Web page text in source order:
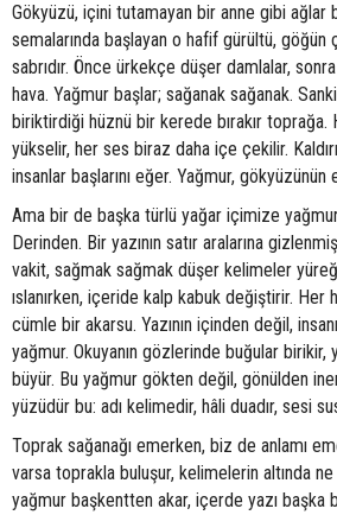
Gökyüzü, içini tutamayan bir anne gibi ağlar
semalarında başlayan o hafif gürültü,
sabrıdır. Önce ürkekçe düşer damlalar,
hava. Yağmur başlar; sağanak sağanak.
biriktirdiği hüznü bir kerede bırakır
yükselir, her ses biraz daha içe çekilir.
insanlar başlarını eğer. Yağmur,
Ama bir de başka türlü yağar içimize
Derinden. Bir yazının satır aralarına
vakit, sağmak sağmak düşer kelimeler
ıslanırken, içeride kalp kabuk değiştirir. Her
cümle bir akarsu. Yazının içinden değil,
yağmur. Okuyanın gözlerinde buğular birikir,
büyür. Bu yağmur gökten değil, gönülden
yüzüdür bu: adı kelimedir, hâli duadır, sesi
Toprak sağanağı emerken, biz de anlamı
varsa toprakla buluşur, kelimelerin altında
yağmur başkentten akar, içerde yazı başka